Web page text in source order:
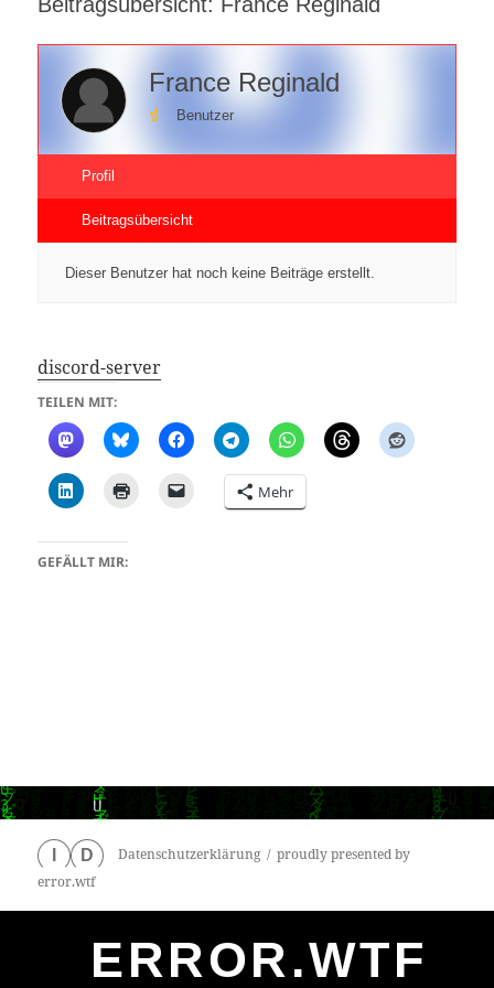
Beitragsübersicht: France Reginald
France Reginald
Benutzer
Profil
Beitragsübersicht
Dieser Benutzer hat noch keine Beiträge erstellt.
discord-server
TEILEN MIT:
Mehr
GEFÄLLT MIR:
D Datenschutzerklärung
proudly presented by
error.wtf
ERROR.WTF